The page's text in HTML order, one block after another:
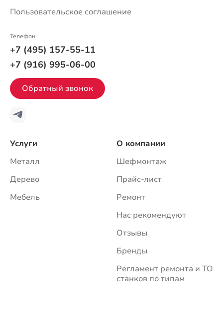
Услуги
Металл
Дерево
Мебель
О компании
Шефмонтаж
Прайс-лист
Ремонт
Нас рекомендуют
Отзывы
Бренды
Регламент ремонта и ТО
станков по типам
Пользовательское соглашение
Телефон
+7 (495) 157-55-11
+7 (916) 995-06-00
Обратный звонок